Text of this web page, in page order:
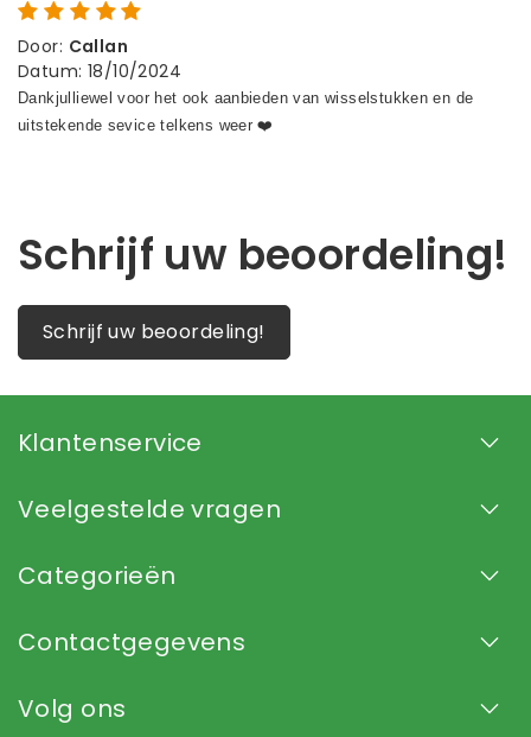
Door: Callan
Datum: 18/10/2024
Schrijf uw beoordeling!
Schrijf uw beoordeling!
Klantenservice
Veelgestelde vragen
Categorieën
Contactgegevens
Volg ons